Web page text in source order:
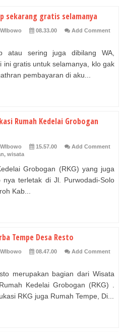
sekarang gratis selamanya
08.33.00
Add Comment
atau sering juga dibilang WA,
ini gratis untuk selamanya, klo gak
pembayaran di aku...
Rumah Kedelai Grobogan
15.57.00
Add Comment
, wisata
Grobogan (RKG) yang juga
terletak di Jl. Purwodadi-Solo
Kab...
Tempe Desa Resto
08.47.00
Add Comment
merupakan bagian dari Wisata
Kedelai Grobogan (RKG) .
RKG juga Rumah Tempe, Di...